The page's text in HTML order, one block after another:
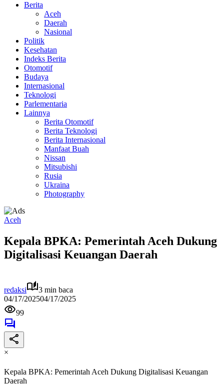
Berita
Aceh
Daerah
Nasional
Politik
Kesehatan
Indeks Berita
Otomotif
Budaya
Internasional
Teknologi
Parlementaria
Lainnya
Berita Otomotif
Berita Teknologi
Berita Internasional
Manfaat Buah
Nissan
Mitsubishi
Rusia
Ukraina
Photography
Aceh
Kepala BPKA: Pemerintah Aceh Dukung
Digitalisasi Keuangan Daerah
redaksi
3 min baca
04/17/202504/17/2025
99
×
Kepala BPKA: Pemerintah Aceh Dukung Digitalisasi Keuangan
Daerah